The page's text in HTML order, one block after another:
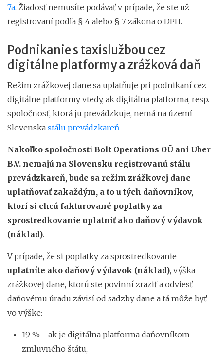
7a. Žiadosť nemusíte podávať v prípade, že ste už
registrovaní podľa § 4 alebo § 7 zákona o DPH.
Podnikanie s taxislužbou cez
digitálne platformy a zrážková daň
Režim zrážkovej dane sa uplatňuje pri podnikaní cez
digitálne platformy vtedy, ak digitálna platforma, resp.
spoločnosť, ktorá ju prevádzkuje, nemá na území
Slovenska stálu prevádzkareň.
Nakoľko spoločnosti Bolt Operations OÜ ani Uber
B.V. nemajú na Slovensku registrovanú stálu
prevádzkareň, bude sa režim zrážkovej dane
uplatňovať zakaždým, a to u tých daňovníkov,
ktorí si chcú fakturované poplatky za
sprostredkovanie uplatniť ako daňový výdavok
(náklad).
V prípade, že si poplatky za sprostredkovanie
uplatníte ako daňový výdavok (náklad), výška
zrážkovej dane, ktorú ste povinní zraziť a odviesť
daňovému úradu závisí od sadzby dane a tá môže byť
vo výške:
19 % - ak je digitálna platforma daňovníkom
zmluvného štátu,